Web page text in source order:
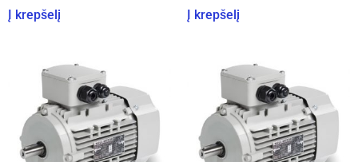
Į krepšelį Į krepšelį